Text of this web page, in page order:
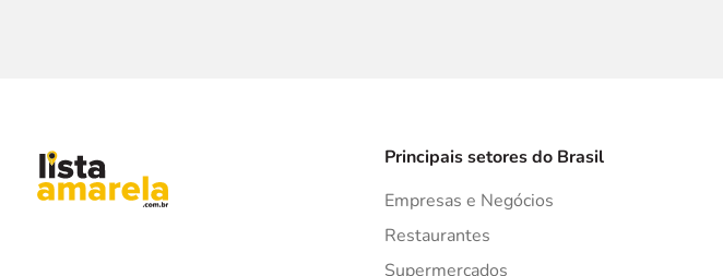
Principais setores do Brasil
Empresas e Negócios
Restaurantes
Supermercados